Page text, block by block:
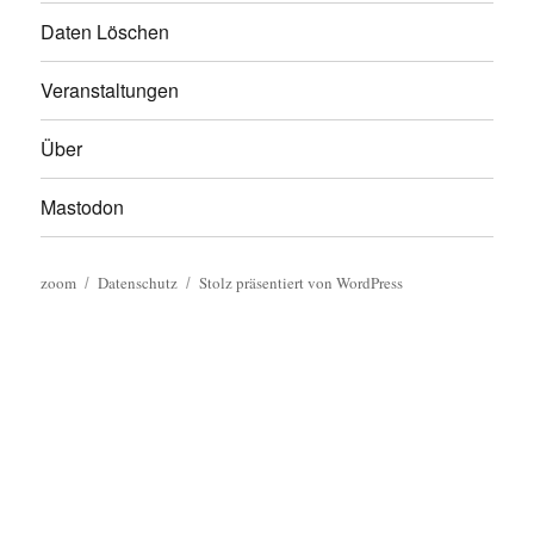
Daten Löschen
Veranstaltungen
Über
Mastodon
zoom Datenschutz Stolz präsentiert von WordPress